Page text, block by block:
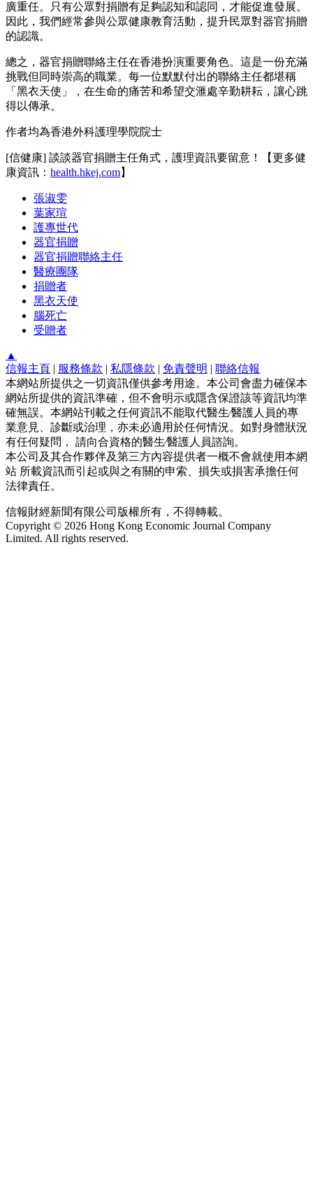
廣重任。只有公眾對捐贈有足夠認知和認同，才能促進發展。
因此，我們經常參與公眾健康教育活動，提升民眾對器官捐贈
的認識。
總之，器官捐贈聯絡主任在香港扮演重要角色。這是一份充滿
挑戰但同時崇高的職業。每一位默默付出的聯絡主任都堪稱
「黑衣天使」，在生命的痛苦和希望交滙處辛勤耕耘，讓心跳
得以傳承。
作者均為香港外科護理學院院士
[信健康] 談談器官捐贈主任角式，護理資訊要留意！【更多健
康資訊： health.hkej.com】
張淑雯
葉家瑄
護專世代
器官捐贈
器官捐贈聯絡主任
醫療團隊
捐贈者
黑衣天使
腦死亡
受贈者
▲
信報主頁 | 服務條款 | 私隱條款 | 免責聲明 | 聯絡信報
本網站所提供之一切資訊僅供參考用途。本公司會盡力確保本
網站所提供的資訊準確，但不會明示或隱含保證該等資訊均準
確無誤。本網站刊載之任何資訊不能取代醫生∕醫護人員的專
業意見、診斷或治理，亦未必適用於任何情況。如對身體狀況
有任何疑問， 請向合資格的醫生∕醫護人員諮詢。
本公司及其合作夥伴及第三方內容提供者一概不會就使用本網
站 所載資訊而引起或與之有關的申索、損失或損害承擔任何
法律責任。
信報財經新聞有限公司版權所有，不得轉載。
Copyright © 2026 Hong Kong Economic Journal Company
Limited. All rights reserved.